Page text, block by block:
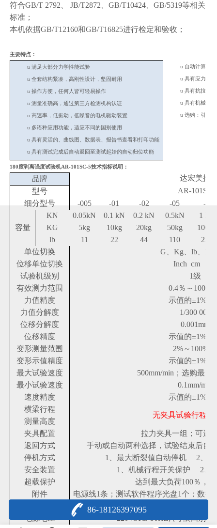
符合GB/T 2792、 JB/T2872、GB/T10424、GB/5319等相关
标准；
本机依据GB/T12160和GB/T16825进行检定和验收；
主要特点：
u 满足大部分力学性能试验
u 全套结构紧凑，高刚性设计，坚固耐用
u 操作方便，任何人皆可轻易操作
u 测量准确高，通过第三方检测机构认证
u 高速率，低振动，低噪音的电机驱动装置
u 多语种应用功能，适应不同的国别使用
u 具有灵活的、曲线图、数据表、报告书查看和打印功能
u 具有测试完成后自动返回至测试起始的自动归位功能
u 自动计算最
u 具有应力-应
u 具有抗拉、
u 具有机械行
u 选购：引伸计
180度剥离强度试验机AR-101SC-5技术指标说明：
品牌
达宏美拓
型号
AR-101SC
细分型号
-005 -01 -02 -05 -1
容量
KN 0.05kN 0.1 kN 0.2 kN 0.5kN
1 kN
KG
5kg 10kg 20kg 50kg
100kg
lb
11 22 44 110
220
单位切换
G、Kg、lb、N
位移单位切换
Inch cm mm
试验机级别
1级
有效测力范围
0.4％～100％
力值精度
示值的±1%以
力值分解度
1/300 000
位移分解度
0.001mm
位移精度
示值的±1%以
变形测量范围
2%～100%FS
变形示值精度
示值的±1%以
最大试验速度
500mm/min；选购最大
最小试验速度
0.1mm/min
速度精度
示值的±1%以
横梁行程
测量高度
无夹具试验行程：
夹具配置
拉力夹具一组；可选
返回方式
手动或自动两种选择，试验结束后自
停机方式
1、最大断裂值自动停机 2、
安全装置
1、机械行程开关保护 2、
超载保护
达到最大负荷100％，
附件
电源线1条；测试软件程序光盘1个；数据
电源电压
220V.AC/ 50HZ; (可依国别选
86-18126397095